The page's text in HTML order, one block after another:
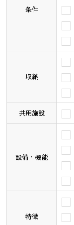
条件
収納
共用施設
設備・機能
特徴